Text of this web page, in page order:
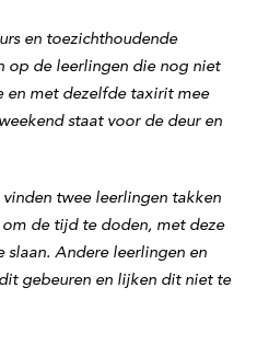
en toezichthoudende
op de leerlingen die nog niet
en met dezelfde taxirit mee
staat voor de deur en
twee leerlingen takken
de tijd te doden, met deze
slaan. Andere leerlingen en
gebeuren en lijken dit niet te